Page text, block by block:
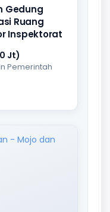
Gedung
Ruang
Inspektorat
Jt)
Pemerintah